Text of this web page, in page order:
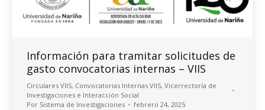
Información para tramitar solicitudes de
gasto convocatorias internas – VIIS
Circulares VIIS, Convocatorias Internas VIIS, Vicerrectoría de
Investigaciones e Interacción Social
Por Sistema de Investigaciones febrero 24, 2025